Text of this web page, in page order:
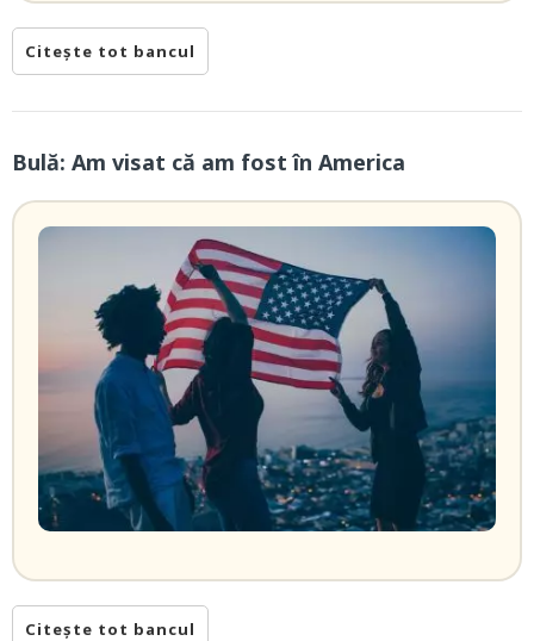
Citește tot bancul
Bulă: Am visat că am fost în America
Citește tot bancul